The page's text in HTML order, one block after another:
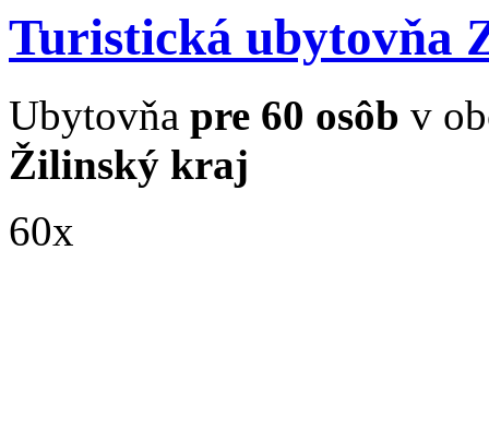
Turistická ubytovňa
Ubytovňa pre 60 osôb v
Žilinský kraj
60x